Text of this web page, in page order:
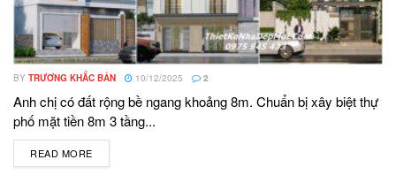
BY TRƯƠNG KHẮC BẢN 10/12/2025 2
Anh chị có đất rộng bề ngang khoảng 8m. Chuẩn bị xây biệt thự
phố mặt tiền 8m 3 tầng...
READ MORE